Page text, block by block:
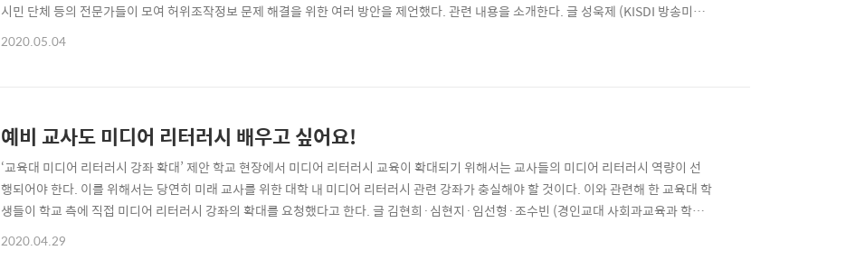
시민 단체 등의 전문가들이 모여 허위조작정보 문제 해결을 위한 여러 방안을 제언했다. 관련 내용을 소개한다. 글 성욱제 (KISDI 방송미디
어연구실 연구위원) 지난해 12월 20일 정보통신정책연구원(KISDI)과 ‘허위조작정보에 관한 전문가 회의’(위원장 이재경, 이하 ‘전문가 회
2020.05.04
예비 교사도 미디어 리터러시 배우고 싶어요!
‘교육대 미디어 리터러시 강좌 확대’ 제안 학교 현장에서 미디어 리터러시 교육이 확대되기 위해서는 교사들의 미디어 리터러시 역량이 선
행되어야 한다. 이를 위해서는 당연히 미래 교사를 위한 대학 내 미디어 리터러시 관련 강좌가 충실해야 할 것이다. 이와 관련해 한 교육대 학
생들이 학교 측에 직접 미디어 리터러시 강좌의 확대를 요청했다고 한다. 글 김현희·심현지·임선형·조수빈 (경인교대 사회과교육과 학생)
“초등교사가 됐을 때 현실적으로 가장 필요한 능력이 바로 미디어 리터러시라고 생각한다. 그러나 현재 교육대학교 과정 중에는 미디어 리
2020.04.29